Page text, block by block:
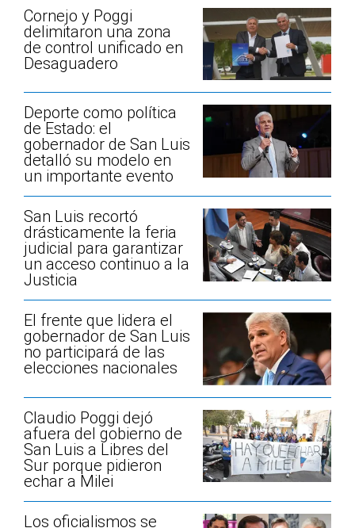
Cornejo y Poggi
delimitaron una zona
de control unificado en
Desaguadero
Deporte como política
de Estado: el
gobernador de San Luis
detalló su modelo en
un importante evento
San Luis recortó
drásticamente la feria
judicial para garantizar
un acceso continuo a la
Justicia
El frente que lidera el
gobernador de San Luis
no participará de las
elecciones nacionales
Claudio Poggi dejó
afuera del gobierno de
San Luis a Libres del
Sur porque pidieron
echar a Milei
Los oficialismos se